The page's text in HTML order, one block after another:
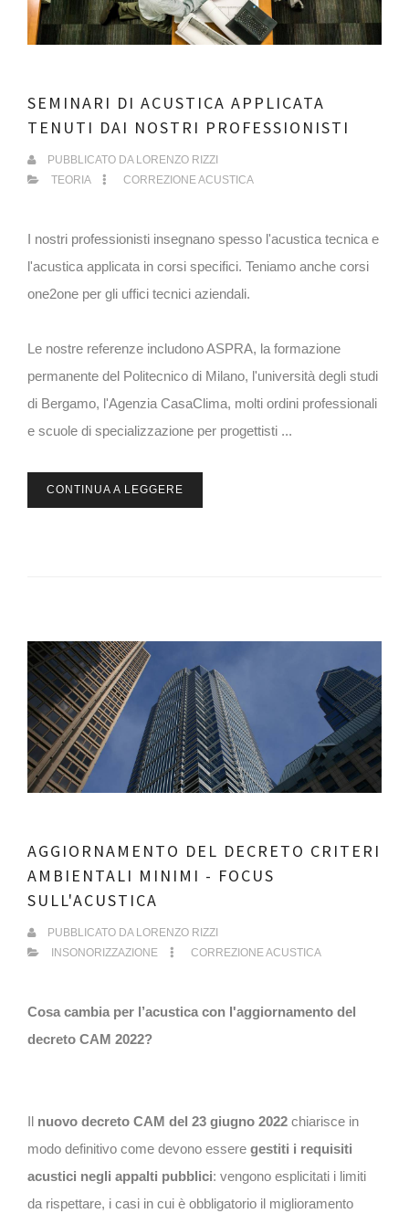
SEMINARI DI ACUSTICA APPLICATA
TENUTI DAI NOSTRI PROFESSIONISTI
PUBBLICATO DA LORENZO RIZZI
TEORIA
CORREZIONE ACUSTICA
I nostri professionisti insegnano spesso l'acustica tecnica e
l'acustica applicata in corsi specifici. Teniamo anche corsi
one2one per gli uffici tecnici aziendali.
Le nostre referenze includono ASPRA, la formazione
permanente del Politecnico di Milano, l'università degli studi
di Bergamo, l'Agenzia CasaClima, molti ordini professionali
e scuole di specializzazione per progettisti ...
CONTINUA A LEGGERE
AGGIORNAMENTO DEL DECRETO CRITERI
AMBIENTALI MINIMI - FOCUS
SULL'ACUSTICA
PUBBLICATO DA LORENZO RIZZI
INSONORIZZAZIONE
CORREZIONE ACUSTICA
Cosa cambia per l’acustica con l'aggiornamento del
decreto CAM 2022?
Il nuovo decreto CAM del 23 giugno 2022 chiarisce in
modo definitivo come devono essere gestiti i requisiti
acustici negli appalti pubblici: vengono esplicitati i limiti
da rispettare, i casi in cui è obbligatorio il miglioramento